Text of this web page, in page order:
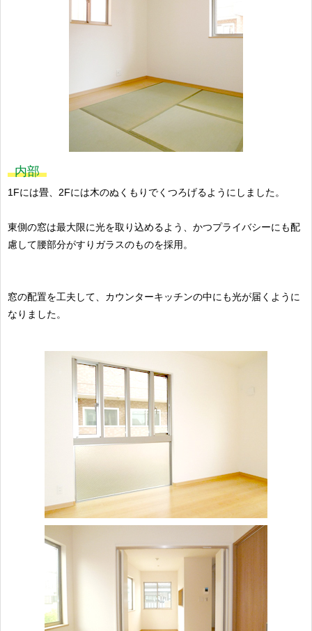
内部
1Fには畳、2Fには木のぬくもりでくつろげるようにしました。
東側の窓は最大限に光を取り込めるよう、かつプライバシーにも配
慮して腰部分がすりガラスのものを採用。
窓の配置を工夫して、カウンターキッチンの中にも光が届くように
なりました。